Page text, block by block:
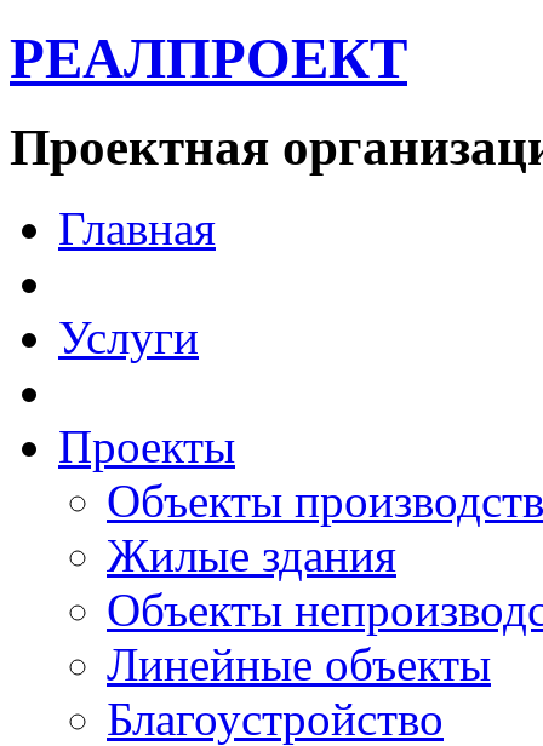
РЕАЛПРОЕКТ
Проектная
Главная
Услуги
Проекты
Объекты
Жилые здания
Объекты
Линейные объекты
Благоустройство